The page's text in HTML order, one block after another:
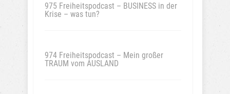
975 Freiheitspodcast – BUSINESS in der
Krise – was tun?
974 Freiheitspodcast – Mein großer
TRAUM vom AUSLAND